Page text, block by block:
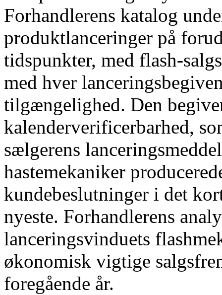
Forhandlerens katalog
produktlanceringer på
tidspunkter, med flash-
med hver
tilgængelighed. Den
kalenderverificerbarhed,
sælgerens
hastemekaniker
kundebeslutninger i det
nyeste. Forhandlerens
lanceringsvinduets
økonomisk vigtige
foregående år.